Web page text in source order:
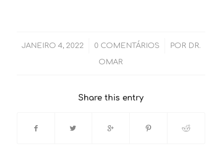
JANEIRO 4, 2022
/ 0 COMENTÁRIOS
/ POR DR.
OMAR
Share this entry